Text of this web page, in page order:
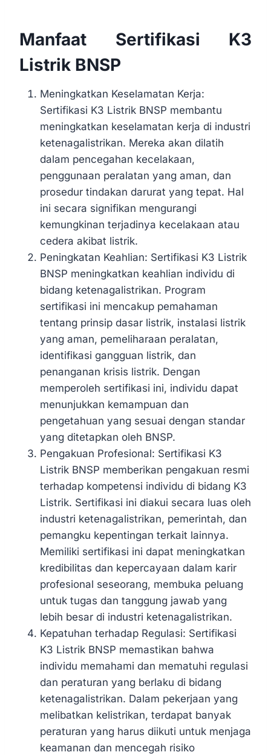
Manfaat Sertifikasi K3
Listrik BNSP
Meningkatkan Keselamatan Kerja:
Sertifikasi K3 Listrik BNSP membantu
meningkatkan keselamatan kerja di industri
ketenagalistrikan. Mereka akan dilatih
dalam pencegahan kecelakaan,
penggunaan peralatan yang aman, dan
prosedur tindakan darurat yang tepat. Hal
ini secara signifikan mengurangi
kemungkinan terjadinya kecelakaan atau
cedera akibat listrik.
Peningkatan Keahlian: Sertifikasi K3 Listrik
BNSP meningkatkan keahlian individu di
bidang ketenagalistrikan. Program
sertifikasi ini mencakup pemahaman
tentang prinsip dasar listrik, instalasi listrik
yang aman, pemeliharaan peralatan,
identifikasi gangguan listrik, dan
penanganan krisis listrik. Dengan
memperoleh sertifikasi ini, individu dapat
menunjukkan kemampuan dan
pengetahuan yang sesuai dengan standar
yang ditetapkan oleh BNSP.
Pengakuan Profesional: Sertifikasi K3
Listrik BNSP memberikan pengakuan resmi
terhadap kompetensi individu di bidang K3
Listrik. Sertifikasi ini diakui secara luas oleh
industri ketenagalistrikan, pemerintah, dan
pemangku kepentingan terkait lainnya.
Memiliki sertifikasi ini dapat meningkatkan
kredibilitas dan kepercayaan dalam karir
profesional seseorang, membuka peluang
untuk tugas dan tanggung jawab yang
lebih besar di industri ketenagalistrikan.
Kepatuhan terhadap Regulasi: Sertifikasi
K3 Listrik BNSP memastikan bahwa
individu memahami dan mematuhi regulasi
dan peraturan yang berlaku di bidang
ketenagalistrikan. Dalam pekerjaan yang
melibatkan kelistrikan, terdapat banyak
peraturan yang harus diikuti untuk menjaga
keamanan dan mencegah risiko